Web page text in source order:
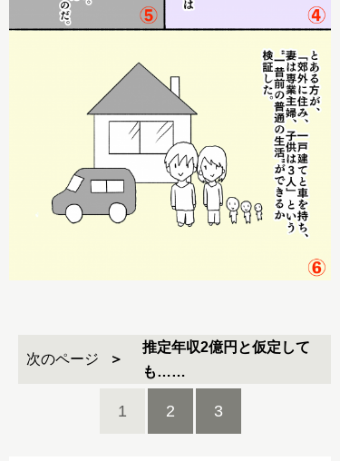
次のページ
推定年収2億円と仮定して
も……
1 2 3